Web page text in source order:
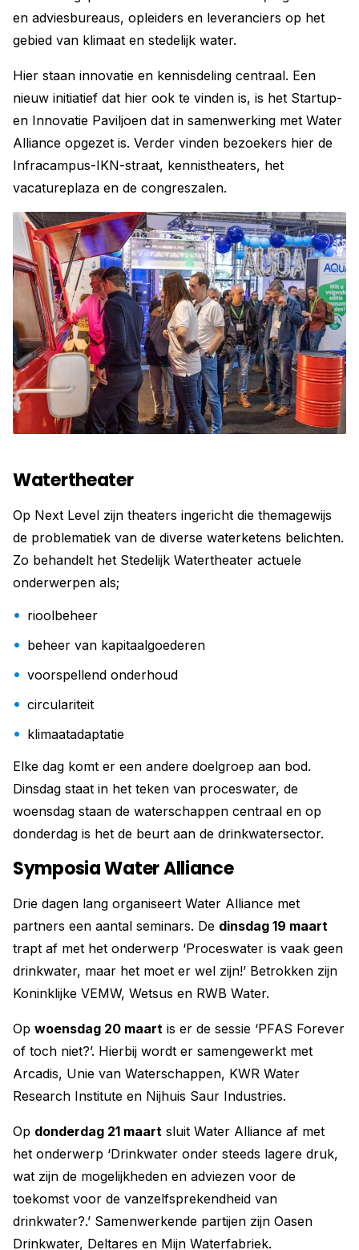
en adviesbureaus, opleiders en leveranciers op het
gebied van klimaat en stedelijk water.
Hier staan innovatie en kennisdeling centraal. Een
nieuw initiatief dat hier ook te vinden is, is het Startup-
en Innovatie Paviljoen dat in samenwerking met Water
Alliance opgezet is. Verder vinden bezoekers hier de
Infracampus-IKN-straat, kennistheaters, het
vacatureplaza en de congreszalen.
Watertheater
Op Next Level zijn theaters ingericht die themagewijs
de problematiek van de diverse waterketens belichten.
Zo behandelt het Stedelijk Watertheater actuele
onderwerpen als;
rioolbeheer
beheer van kapitaalgoederen
voorspellend onderhoud
circulariteit
klimaatadaptatie
Elke dag komt er een andere doelgroep aan bod.
Dinsdag staat in het teken van proceswater, de
woensdag staan de waterschappen centraal en op
donderdag is het de beurt aan de drinkwatersector.
Symposia Water Alliance
Drie dagen lang organiseert Water Alliance met
partners een aantal seminars. De dinsdag 19 maart
trapt af met het onderwerp ‘Proceswater is vaak geen
drinkwater, maar het moet er wel zijn!’ Betrokken zijn
Koninklijke VEMW, Wetsus en RWB Water.
Op woensdag 20 maart is er de sessie ‘PFAS Forever
of toch niet?’. Hierbij wordt er samengewerkt met
Arcadis, Unie van Waterschappen, KWR Water
Research Institute en Nijhuis Saur Industries.
Op donderdag 21 maart sluit Water Alliance af met
het onderwerp ‘Drinkwater onder steeds lagere druk,
wat zijn de mogelijkheden en adviezen voor de
toekomst voor de vanzelfsprekendheid van
drinkwater?.’ Samenwerkende partijen zijn Oasen
Drinkwater, Deltares en Mijn Waterfabriek.